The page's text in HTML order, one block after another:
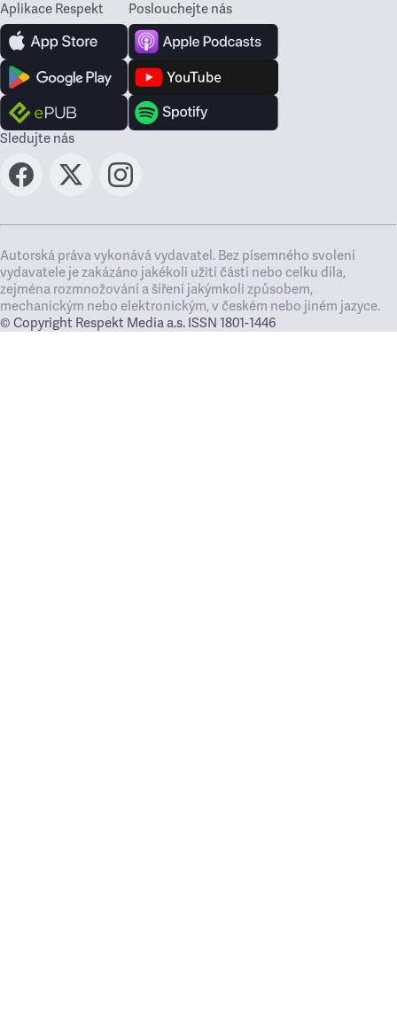
Aplikace Respekt Poslouchejte nás
Sledujte nás
Autorská práva vykonává vydavatel. Bez písemného svolení
vydavatele je zakázáno jakékoli užití částí nebo celku díla,
zejména rozmnožování a šíření jakýmkoli způsobem,
mechanickým nebo elektronickým, v českém nebo jiném jazyce.
© Copyright Respekt Media a.s. ISSN 1801-1446